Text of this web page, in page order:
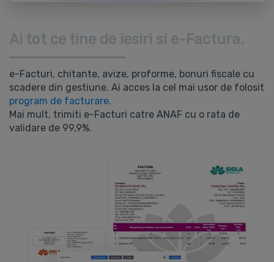
Ai tot ce tine de iesiri si e-Factura.
e-Facturi, chitante, avize, proforme, bonuri fiscale cu
scadere din gestiune. Ai acces la cel mai usor de folosit
program de facturare.
Mai mult, trimiti e-Facturi catre ANAF cu o rata de
validare de 99,9%.